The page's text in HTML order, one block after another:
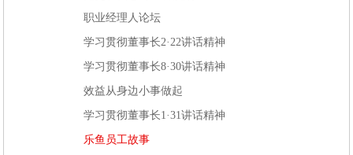
职业经理人论坛
学习贯彻董事长2·22讲话精神
学习贯彻董事长8·30讲话精神
效益从身边小事做起
学习贯彻董事长1·31讲话精神
乐鱼员工故事